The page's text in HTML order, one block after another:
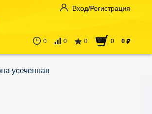
Вход/Регистрация
0 0 0 0 0 руб
усеченная